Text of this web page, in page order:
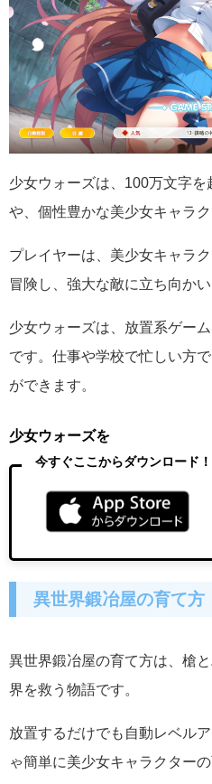
少女ウォーズは、100万文字
や、個性豊かな美少女キャラ
プレイヤーは、美少女キャラ
冒険し、強大な敵に立ち向かい
少女ウォーズは、放置系ゲー
です。仕事や学校で忙しい方
ができます。
少女ウォーズを
今すぐここからダウンロード！
異世界鍛冶屋の育て方
異世界鍛冶屋の育て方は、槍
界を救う物語です。
放置するだけでも自動レベル
ゃ簡単に美少女キャラクターの